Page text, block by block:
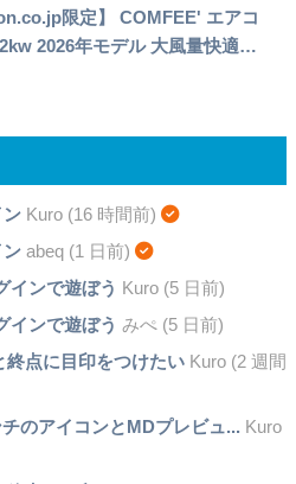
限定】 COMFEE' エアコ
2026年モデル 大風量快適…
ンKuro (16 時間前)
ンabeq (1 日前)
インで遊ぼう Kuro (5 日前)
インで遊ぼう みぺ (5 日前)
終点に目印をつけたいKuro (2 週間
のアイコンとMDプレビュ... Kuro